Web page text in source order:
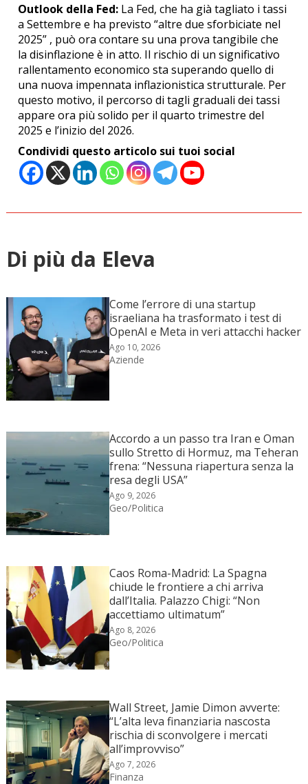
Outlook della Fed: La Fed, che ha già tagliato i tassi
a Settembre e ha previsto “altre due sforbiciate nel
2025” , può ora contare su una prova tangibile che
la disinflazione è in atto. Il rischio di un significativo
rallentamento economico sta superando quello di
una nuova impennata inflazionistica strutturale. Per
questo motivo, il percorso di tagli graduali dei tassi
appare ora più solido per il quarto trimestre del
2025 e l’inizio del 2026.
Condividi questo articolo sui tuoi social
Di più da Eleva
Come l’errore di una startup
israeliana ha trasformato i test di
OpenAI e Meta in veri attacchi hacker
Ago 10, 2026
Aziende
Accordo a un passo tra Iran e Oman
sullo Stretto di Hormuz, ma Teheran
frena: “Nessuna riapertura senza la
resa degli USA”
Ago 9, 2026
Geo/Politica
Caos Roma-Madrid: La Spagna
chiude le frontiere a chi arriva
dall’Italia. Palazzo Chigi: “Non
accettiamo ultimatum”
Ago 8, 2026
Geo/Politica
Wall Street, Jamie Dimon avverte:
“L’alta leva finanziaria nascosta
rischia di sconvolgere i mercati
all’improvviso”
Ago 7, 2026
Finanza